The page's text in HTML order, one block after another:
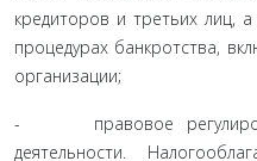
кредиторов и третьих лиц,
процедурах банкротства,
организации;
- правовое
деятельности.